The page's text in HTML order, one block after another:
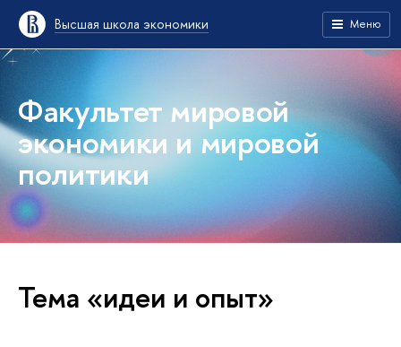
Высшая школа экономики Меню
Факультет мировой
экономики и мировой
политики
Тема «идеи и опыт»